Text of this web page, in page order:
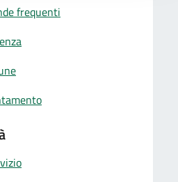
frequenti